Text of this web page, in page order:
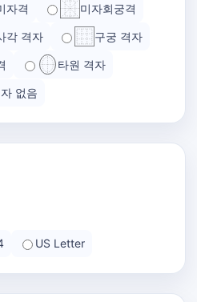
자격 미자회궁격
각 격자 구궁 격자
타원 격자
없음
US Letter